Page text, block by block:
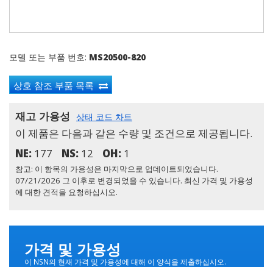
모델 또는 부품 번호: MS20500-820
상호 참조 부품 목록
재고 가용성 상태 코드 차트
이 제품은 다음과 같은 수량 및 조건으로 제공됩니다.
NE: 177 NS: 12 OH: 1
참고: 이 항목의 가용성은 마지막으로 업데이트되었습니다.
07/21/2026 그 이후로 변경되었을 수 있습니다. 최신 가격 및 가용성
에 대한 견적을 요청하십시오.
가격 및 가용성
이 NSN의 현재 가격 및 가용성에 대해 이 양식을 제출하십시오.